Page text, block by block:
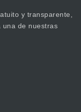
y transparente,
una de nuestras